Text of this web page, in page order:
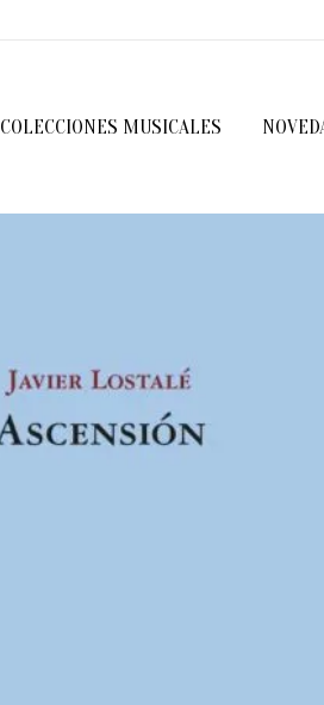
COLECCIONES MUSICALES